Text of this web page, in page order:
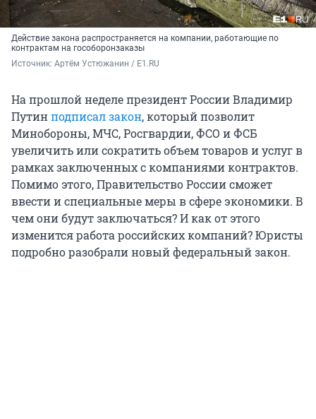
Действие закона распространяется на компании, работающие по
контрактам на гособоронзаказы
Источник: Артём Устюжанин / E1.RU
На прошлой неделе президент России Владимир
Путинподписал закон, который позволит
Минобороны, МЧС, Росгвардии, ФСО и ФСБ
увеличить или сократить объем товаров и услуг в
рамках заключенных с компаниями контрактов.
Помимо этого, Правительство России сможет
ввести и специальные меры в сфере экономики. В
чем они будут заключаться? И как от этого
изменится работа российских компаний? Юристы
подробно разобрали новый федеральный закон.